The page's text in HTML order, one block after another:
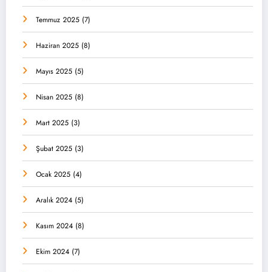
Temmuz 2025 (7)
Haziran 2025 (8)
Mayıs 2025 (5)
Nisan 2025 (8)
Mart 2025 (3)
Şubat 2025 (3)
Ocak 2025 (4)
Aralık 2024 (5)
Kasım 2024 (8)
Ekim 2024 (7)